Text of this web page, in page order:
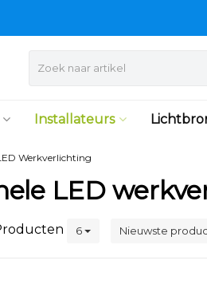
Installateurs
Werkverlichting
LED
6 Nieuwste